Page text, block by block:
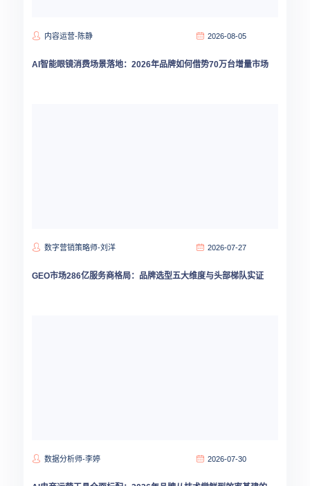
内容运营-陈静 2026-08-05
AI智能眼镜消费场景落地：2026年品牌如何借势70万台增量市场
数字营销策略师-刘洋 2026-07-27
GEO市场286亿服务商格局：品牌选型五大维度与头部梯队实证
数据分析师-李婷 2026-07-30